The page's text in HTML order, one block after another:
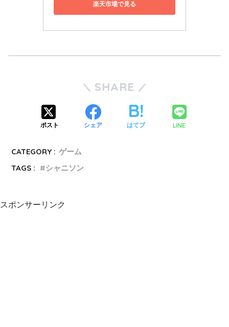
楽天市場で見る
SHARE
ポスト シェア はてブ LINE
CATEGORY : ゲーム
TAGS :
シャニソン
スポンサーリンク